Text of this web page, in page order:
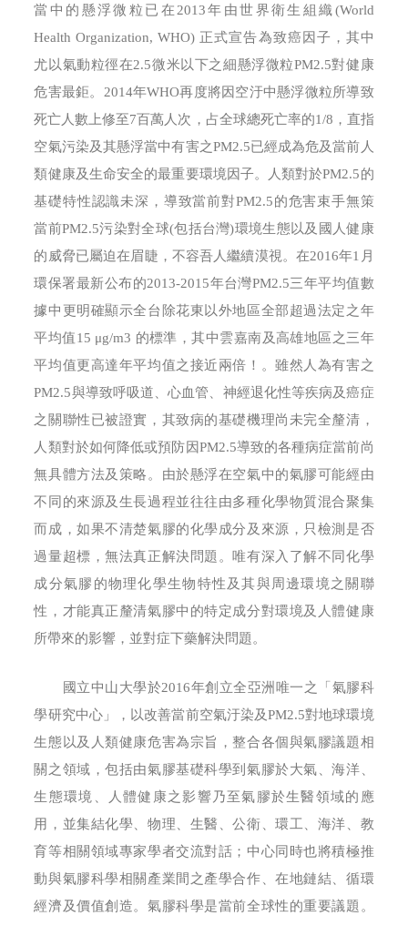
當中的懸浮微粒已在2013年由世界衛生組織(World
Health Organization, WHO) 正式宣告為致癌因子，其中
尤以氣動粒徑在2.5微米以下之細懸浮微粒PM2.5對健康
危害最鉅。2014年WHO再度將因空汙中懸浮微粒所導致
死亡人數上修至7百萬人次，占全球總死亡率的1/8，直指
空氣污染及其懸浮當中有害之PM2.5已經成為危及當前人
類健康及生命安全的最重要環境因子。人類對於PM2.5的
基礎特性認識未深，導致當前對PM2.5的危害束手無策
當前PM2.5污染對全球(包括台灣)環境生態以及國人健康
的威脅已屬迫在眉睫，不容吾人繼續漠視。在2016年1月
環保署最新公布的2013-2015年台灣PM2.5三年平均值數
據中更明確顯示全台除花東以外地區全部超過法定之年
平均值15 μg/m3 的標準，其中雲嘉南及高雄地區之三年
平均值更高達年平均值之接近兩倍！。雖然人為有害之
PM2.5與導致呼吸道、心血管、神經退化性等疾病及癌症
之關聯性已被證實，其致病的基礎機理尚未完全釐清，
人類對於如何降低或預防因PM2.5導致的各種病症當前尚
無具體方法及策略。由於懸浮在空氣中的氣膠可能經由
不同的來源及生長過程並往往由多種化學物質混合聚集
而成，如果不清楚氣膠的化學成分及來源，只檢測是否
過量超標，無法真正解決問題。唯有深入了解不同化學
成分氣膠的物理化學生物特性及其與周邊環境之關聯
性，才能真正釐清氣膠中的特定成分對環境及人體健康
所帶來的影響，並對症下藥解決問題。
國立中山大學於2016年創立全亞洲唯一之「氣膠科
學研究中心」，以改善當前空氣汙染及PM2.5對地球環境
生態以及人類健康危害為宗旨，整合各個與氣膠議題相
關之領域，包括由氣膠基礎科學到氣膠於大氣、海洋、
生態環境、人體健康之影響乃至氣膠於生醫領域的應
用，並集結化學、物理、生醫、公衛、環工、海洋、教
育等相關領域專家學者交流對話；中心同時也將積極推
動與氣膠科學相關產業間之產學合作、在地鏈結、循環
經濟及價值創造。氣膠科學是當前全球性的重要議題。